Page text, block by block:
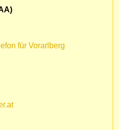
für Vorarlberg